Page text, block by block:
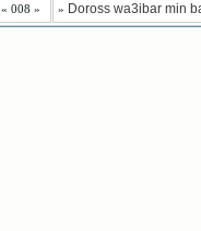
« 008 » » Doross wa3ibar min